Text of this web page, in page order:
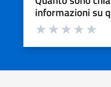
informazioni su
Valuta da 1 a 5 stelle la